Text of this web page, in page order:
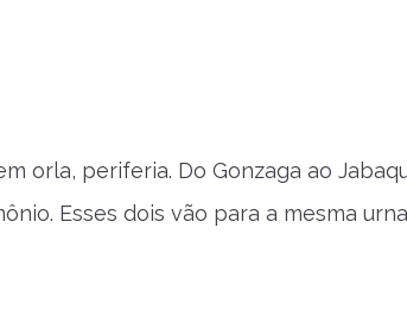
orla, periferia. Do Gonzaga ao
Esses dois vão para a mesma